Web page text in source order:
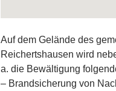
Auf dem Gelände des
Reichertshausen wird
a. die Bewältigung
– Brandsicherung von